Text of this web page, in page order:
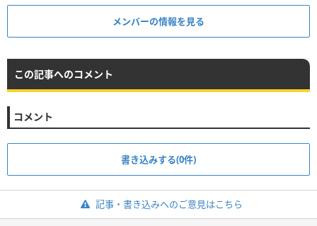
メンバーの情報を見る
この記事へのコメント
コメント
書き込みする(0件)
記事・書き込みへのご意見はこちら